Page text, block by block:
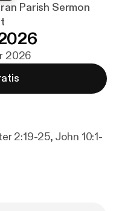
Parish Sermon
2026
2:19-25, John 10:1-